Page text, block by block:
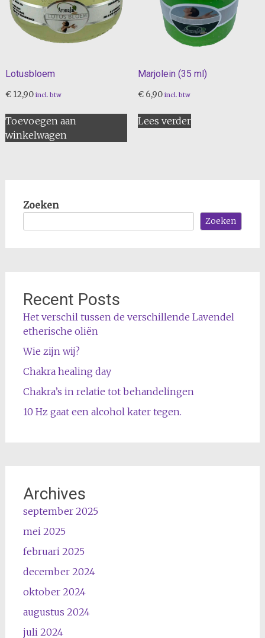
Lotusbloem
€12,90 incl. btw
Toevoegen aan
winkelwagen
Marjolein (35 ml)
€6,90 incl. btw
Lees verder
Zoeken
Zoeken
Recent Posts
Het verschil tussen de verschillende Lavendel
etherische oliën
Wie zijn wij?
Chakra healing day
Chakra’s in relatie tot behandelingen
10 Hz gaat een alcohol kater tegen.
Archives
september 2025
mei 2025
februari 2025
december 2024
oktober 2024
augustus 2024
juli 2024